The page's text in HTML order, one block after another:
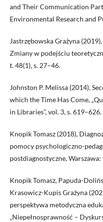
and Their Communication
Environmental Research and
Jastrzębowska Grażyna
Zmiany w podejściu
t. 48(1), s. 27–46.
Johnston P. Melissa (2014),
which the Time Has Come,
in Libraries”, vol. 3, s. 619–626.
Knopik Tomasz (2018),
pomocy psychologiczno-
postdiagnostyczne,
Knopik Tomasz, Papuda-
Krasowicz-Kupis Grażyna
perspektywa metodyczna
„Niepełnosprawność –